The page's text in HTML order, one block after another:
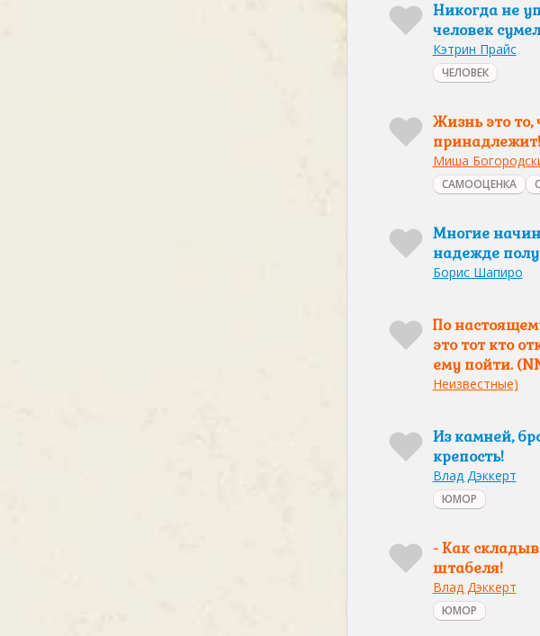
Никогда не
человек
Кэтрин Прайс
ЧЕЛОВЕК
Жизнь это то,
Миша
САМООЦЕНКА
Многие
надежде
Борис Шапиро
По
это тот кто
ему пойти.
Неизвестные)
Из камней,
крепость!
Влад Дэккерт
ЮМОР
- Как
штабеля!
Влад Дэккерт
ЮМОР